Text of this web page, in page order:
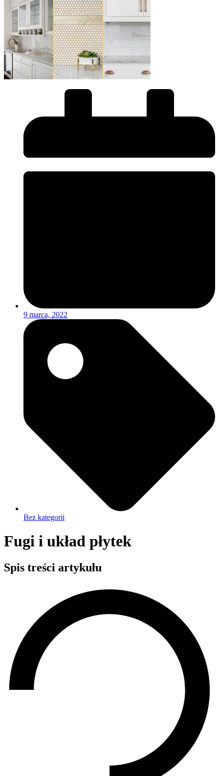
9 marca, 2022
Bez kategorii
Fugi i układ płytek
Spis treści artykułu